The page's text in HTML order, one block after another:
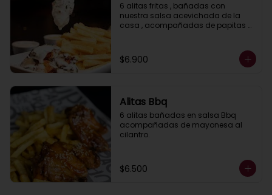
6 alitas fritas , bañadas con
nuestra salsa acevichada de la
casa , acompañadas de papitas
$6.900
Alitas Bbq
6 alitas bañadas en salsa Bbq
acompañadas de mayonesa al
cilantro.
$6.500